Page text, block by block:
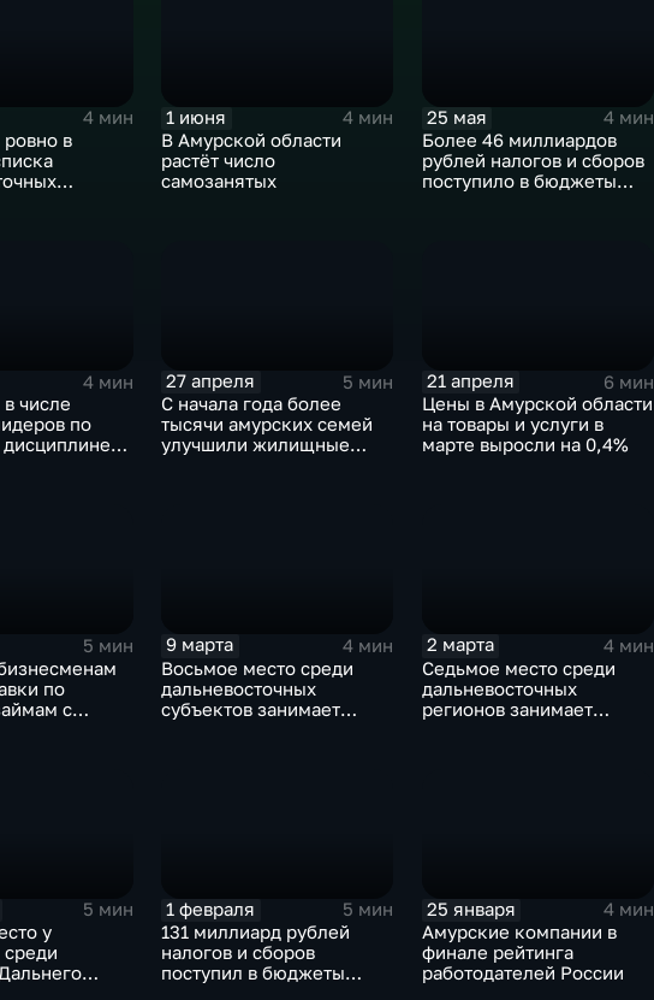
4 мин
в
1 июня
4 мин
В Амурской области
растёт число
самозанятых
25 мая
4 мин
Более 46 миллиардов
рублей налогов и сборов
поступило в бюджеты
4 мин
числе
по
27 апреля
5 мин
С начала года более
тысячи амурских семей
улучшили жилищные
21 апреля
6 мин
Цены в Амурской области
на товары и услуги в
марте выросли на 0,4%
5 мин
по
с
9 марта
4 мин
Восьмое место среди
дальневосточных
субъектов занимает
2 марта
4 мин
Седьмое место среди
дальневосточных
регионов занимает
5 мин
у
1 февраля
5 мин
131 миллиард рублей
налогов и сборов
поступил в бюджеты
25 января
4 мин
Амурские компании в
финале рейтинга
работодателей России